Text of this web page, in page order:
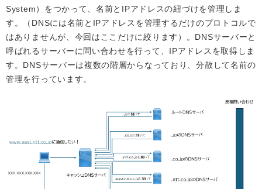
System）をつかって、名前とIPアドレスの紐づけを管理しま
す。（DNSには名前とIPアドレスを管理するだけのプロトコルで
はありませんが、今回はここだけに絞ります）。DNSサーバーと
呼ばれるサーバーに問い合わせを行って、IPアドレスを取得しま
す。DNSサーバーは複数の階層からなっており、分散して名前の
管理を行っています。